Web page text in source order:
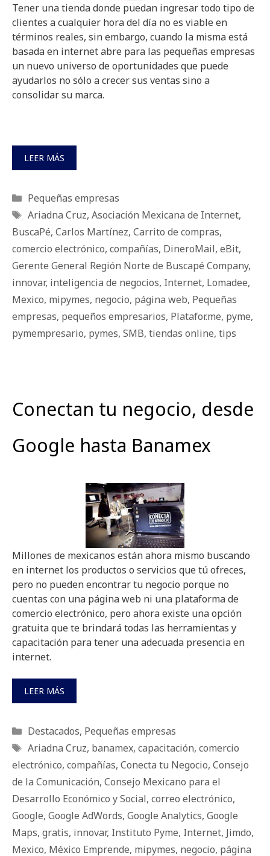
Tener una tienda donde puedan ingresar todo tipo de
clientes a cualquier hora del día no es viable en
términos reales, sin embargo, cuando la misma está
basada en internet abre para las pequeñas empresas
un nuevo universo de oportunidades que puede
ayudarlos no sólo a crecer sus ventas sino a
consolidar su marca.
LEER MÁS
Categorías
Pequeñas empresas
Etiquetas
Ariadna Cruz, Asociación Mexicana de Internet,
BuscaPé, Carlos Martínez, Carrito de compras,
comercio electrónico, compañías, DineroMail, eBit,
Gerente General Región Norte de Buscapé Company,
innovar, inteligencia de negocios, Internet, Lomadee,
Mexico, mipymes, negocio, página web, Pequeñas
empresas, pequeños empresarios, Platafor.me, pyme,
pymempresario, pymes, SMB, tiendas online, tips
Conectan tu negocio, desde
Google hasta Banamex
Millones de mexicanos están ahora mismo buscando
en internet los productos o servicios que tú ofreces,
pero no pueden encontrar tu negocio porque no
cuentas con una página web ni una plataforma de
comercio electrónico, pero ahora existe una opción
gratuita que te brindará todas las herramientas y
capacitación para tener una adecuada presencia en
internet.
LEER MÁS
Categorías
Destacados, Pequeñas empresas
Etiquetas
Ariadna Cruz, banamex, capacitación, comercio
electrónico, compañías, Conecta tu Negocio, Consejo
de la Comunicación, Consejo Mexicano para el
Desarrollo Económico y Social, correo electrónico,
Google, Google AdWords, Google Analytics, Google
Maps, gratis, innovar, Instituto Pyme, Internet, Jimdo,
Mexico, México Emprende, mipymes, negocio, página